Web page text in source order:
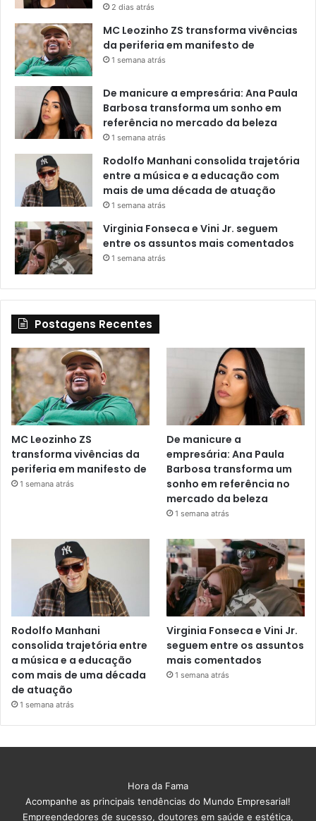
2 dias atrás
MC Leozinho ZS transforma vivências
da periferia em manifesto de
1 semana atrás
De manicure a empresária: Ana Paula
Barbosa transforma um sonho em
referência no mercado da beleza
1 semana atrás
Rodolfo Manhani consolida trajetória
entre a música e a educação com
mais de uma década de atuação
1 semana atrás
Virginia Fonseca e Vini Jr. seguem
entre os assuntos mais comentados
1 semana atrás
Postagens Recentes
MC Leozinho ZS
transforma vivências da
periferia em manifesto de
1 semana atrás
De manicure a
empresária: Ana Paula
Barbosa transforma um
sonho em referência no
mercado da beleza
1 semana atrás
Rodolfo Manhani
consolida trajetória entre
a música e a educação
com mais de uma década
de atuação
1 semana atrás
Virginia Fonseca e Vini Jr.
seguem entre os assuntos
mais comentados
1 semana atrás
Hora da Fama
Acompanhe as principais tendências do Mundo Empresarial!
Empreendedores de sucesso, doutores em saúde e estética,